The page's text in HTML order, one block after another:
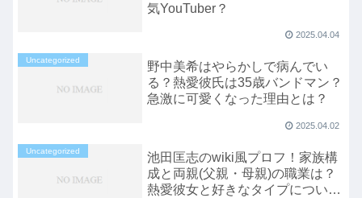
気YouTuber？
2025.04.04
Uncategorized
野中美希はやらかしで病んでい
る？熱愛彼氏は35歳バンドマン？
急激に可愛くなった理由とは？
2025.04.02
Uncategorized
池田匡志のwiki風プロフ！家族構
成と両親(父親・母親)の職業は？
熱愛彼女と好きなタイプについ